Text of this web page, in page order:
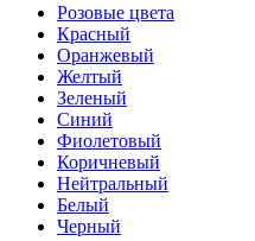
Розовые цвета
Красный
Оранжевый
Желтый
Зеленый
Синий
Фиолетовый
Коричневый
Нейтральный
Белый
Черный